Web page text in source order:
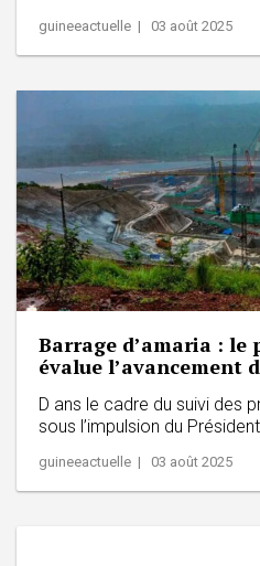
guineeactuelle | 03 août 2025
Barrage d’amaria :
évalue l’avancement
D ans le cadre du suivi des
sous l’impulsion du
guineeactuelle | 03 août 2025